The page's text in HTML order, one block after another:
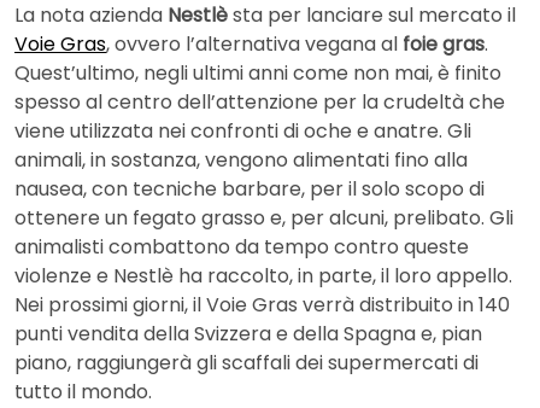
La nota azienda Nestlèsta per lanciare sul mercato il
Voie Gras, ovvero l’alternativa vegana al foie gras.
Quest’ultimo, negli ultimi anni come non mai, è finito
spesso al centro dell’attenzione per la crudeltà che
viene utilizzata nei confronti di oche e anatre. Gli
animali, in sostanza, vengono alimentati fino alla
nausea, con tecniche barbare, per il solo scopo di
ottenere un fegato grasso e, per alcuni, prelibato. Gli
animalisti combattono da tempo contro queste
violenze e Nestlè ha raccolto, in parte, il loro appello.
Nei prossimi giorni, il Voie Gras verrà distribuito in 140
punti vendita della Svizzera e della Spagna e, pian
piano, raggiungerà gli scaffali dei supermercati di
tutto il mondo.